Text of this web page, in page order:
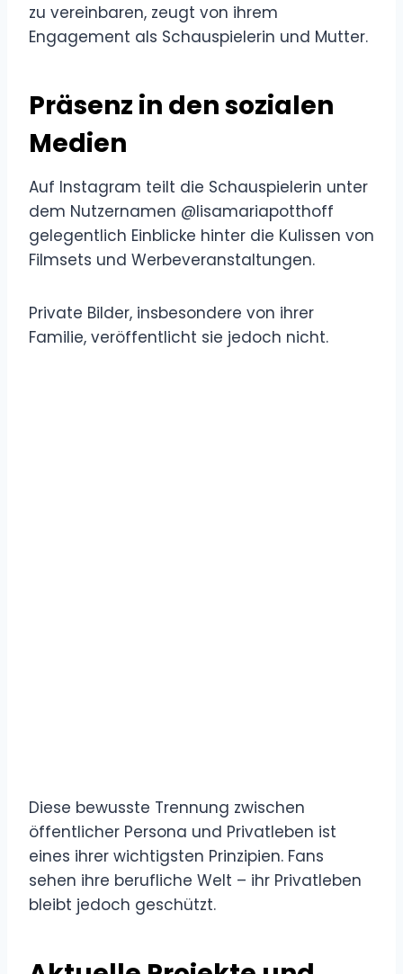
zu vereinbaren, zeugt von ihrem
Engagement als Schauspielerin und Mutter.
Präsenz in den sozialen
Medien
Auf Instagram teilt die Schauspielerin unter
dem Nutzernamen @lisamariapotthoff
gelegentlich Einblicke hinter die Kulissen von
Filmsets und Werbeveranstaltungen.
Private Bilder, insbesondere von ihrer
Familie, veröffentlicht sie jedoch nicht.
Diese bewusste Trennung zwischen
öffentlicher Persona und Privatleben ist
eines ihrer wichtigsten Prinzipien. Fans
sehen ihre berufliche Welt – ihr Privatleben
bleibt jedoch geschützt.